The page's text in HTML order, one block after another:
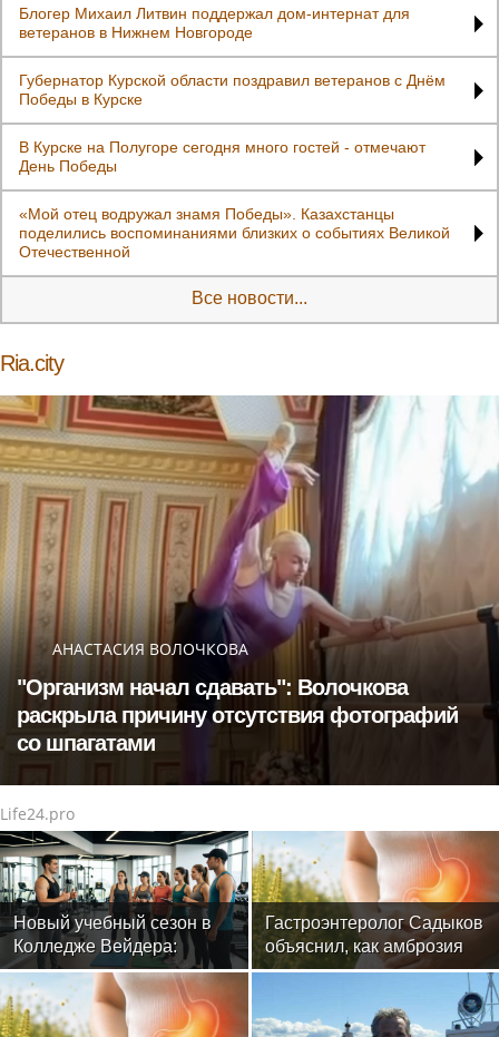
Блогер Михаил Литвин поддержал дом-интернат для
ветеранов в Нижнем Новгороде
Губернатор Курской области поздравил ветеранов с Днём
Победы в Курске
В Курске на Полугоре сегодня много гостей - отмечают
День Победы
«Мой отец водружал знамя Победы». Казахстанцы
поделились воспоминаниями близких о событиях Великой
Отечественной
Все новости...
Ria.city
АНАСТАСИЯ ВОЛОЧКОВА
"Организм начал сдавать": Волочкова
раскрыла причину отсутствия фотографий
со шпагатами
Life24.pro
Новый учебный сезон в
Колледже Вейдера:
стартовали очные
программы подготовки
фитнес-тренеров и
Гастроэнтеролог Садыков
объяснил, как амброзия
может влиять на ЖКТ